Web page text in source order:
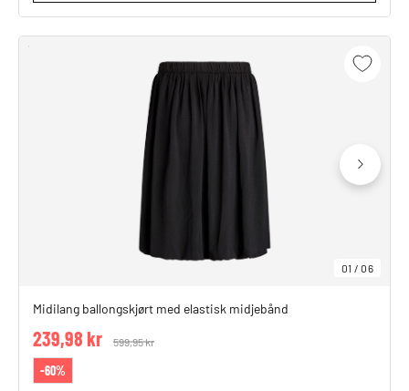
01 /06
Midilang ballongskjørt med elastisk midjebånd
Price reduced from
599,95 kr
239,98 kr
-60%